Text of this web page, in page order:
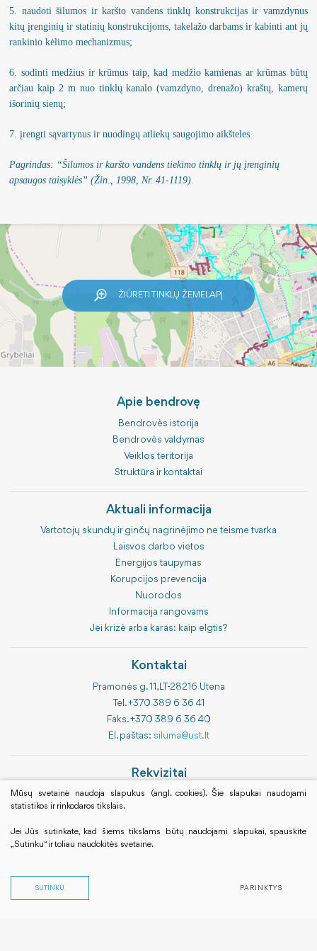
Įstatai
Informacija akcininkams
Viešieji pirkimai
Darbo užmokestis
Finansinių ataskaitų rinkiniai
Informacija apie veiklą ir rezultatus
Tarnybiniai lengvieji automobiliai
Lėšos veiklai viešinti
ES priemonių planas 2024-2026 m.
Savitarnos portalo naudojimo instrukcija
Jei krizė arba karas: kaip elgtis?
5. naudoti šilumos ir karšto vandens tinklų konstrukcijas ir vamzdynus
kitų įrenginių ir statinių konstrukcijoms, takelažo darbams ir kabinti ant jų
rankinio kėlimo mechanizmus;
6. sodinti medžius ir krūmus taip, kad medžio kamienas ar krūmas būtų
arčiau kaip 2 m nuo tinklų kanalo (vamzdyno, drenažo) kraštų, kamerų
išorinių sienų;
7. įrengti sąvartynus ir nuodingų atliekų saugojimo aikšteles.
Pagrindas: “Šilumos ir karšto vandens tiekimo tinklų ir jų įrenginių
apsaugos taisyklės” (Žin., 1998, Nr. 41-1119).
ŽIŪRĖTI TINKLŲ ŽEMĖLAPĮ
Apie bendrovę
Bendrovės istorija
Bendrovės valdymas
Veiklos teritorija
Struktūra ir kontaktai
Aktuali informacija
Vartotojų skundų ir ginčų nagrinėjimo ne teisme tvarka
Laisvos darbo vietos
Energijos taupymas
Korupcijos prevencija
Nuorodos
Informacija rangovams
Jei krizė arba karas: kaip elgtis?
Kontaktai
Pramonės g. 11, LT-28216 Utena
Tel. +370 389 6 36 41
Faks. +370 389 6 36 40
El. paštas: siluma@ust.lt
Rekvizitai
Bendrovės kodas 183843314
PVM kodas LT838433113
Luminor Bank AB
LT 594010041700060120
Mūsų svetainė naudoja slapukus (angl. cookies). Šie slapukai naudojami
statistikos ir rinkodaros tikslais.
Jei Jūs sutinkate, kad šiems tikslams būtų naudojami slapukai, spauskite
„Sutinku“ ir toliau naudokitės svetaine.
SUTINKU PARINKTYS